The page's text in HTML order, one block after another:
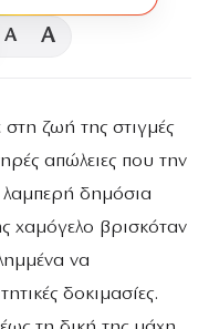
A A
ζωή της στιγμές
απώλειες που την
δημόσια
χαμόγελο βρισκόταν
να
δοκιμασίες.